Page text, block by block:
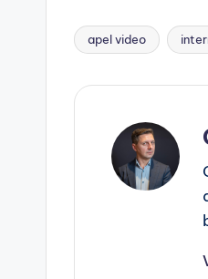
Tags:
apel video